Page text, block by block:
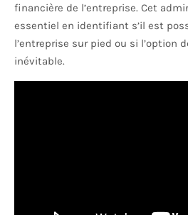
financière de l’entreprise. Cet
essentiel en identifiant s’il est
l’entreprise sur pied ou si l’option
inévitable.